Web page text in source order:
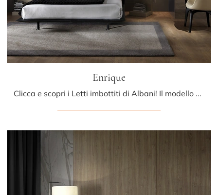
Enrique
Clicca e scopri i Letti imbottiti di Albani! Il modello Enrique in pelle ti sta aspettando nelle versioni matrimoniali.